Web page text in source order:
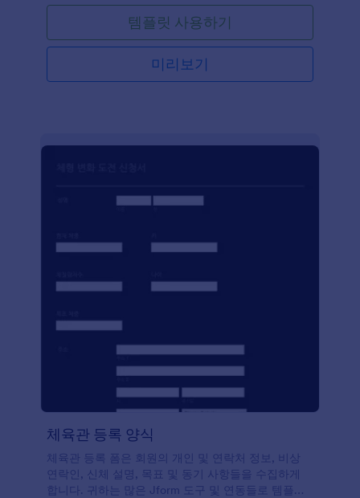
보하는 것에서 도움을 제공하기 위해 이러한 피트니스
훈련 캠프 폼을 만들었습니다. 귀하의 로고를 추가하
거나 배경 이미지를 변경하고 더 많은 폼 필드들을 추
가해보세요. 귀하는 심지어 제출자료나 PDF들을
Google Drive, Dropbox, Box 등을 포함하는 100개 이
템플릿 사용하기
미리보기
체육관 등록 양식
체육관 등록 폼은 회원의 개인 및 연락처 정보, 비상
연락인, 신체 설명, 목표 및 동기 사항들을 수집하게
합니다. 귀하는 많은 Jform 도구 및 연동들로 템플릿